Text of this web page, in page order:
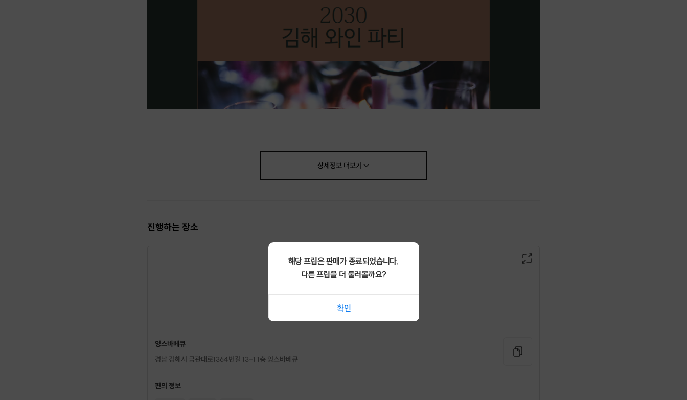
상세정보더보기
진행하는 장소
잉스바베큐
경남 김해시 금관대로1364번길 13-1 1층 잉스바베큐
편의 정보
해당 프립은 판매가 종료되었습니다.
다른 프립을 더 둘러볼까요?
확인